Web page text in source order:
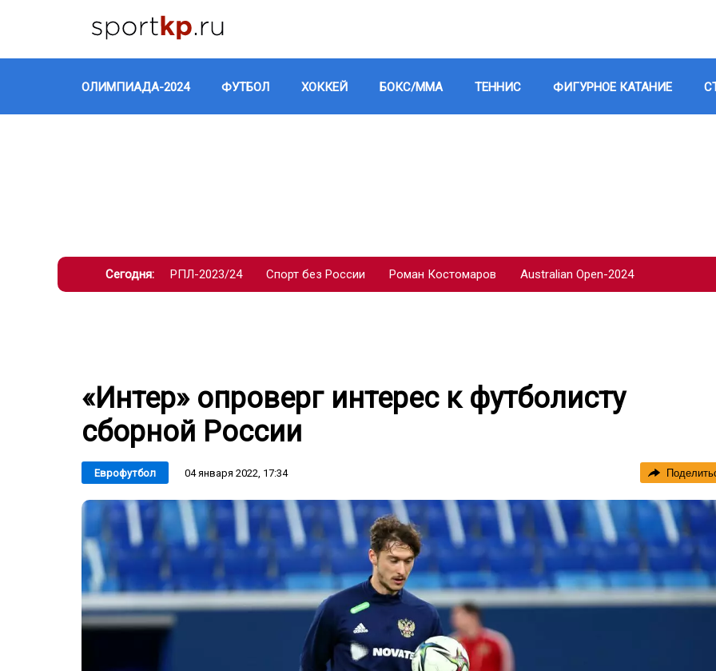
ОЛИМПИАДА-2024 ФУТБОЛ ХОККЕЙ БОКС/ММА ТЕННИС ФИГУРНОЕ КАТАНИЕ
Сегодня: РПЛ-2023/24 Спорт без России Роман Костомаров Australian Open-2024
«Интер» опроверг интерес к футболисту
сборной России
Еврофутбол 04 января 2022, 17:34